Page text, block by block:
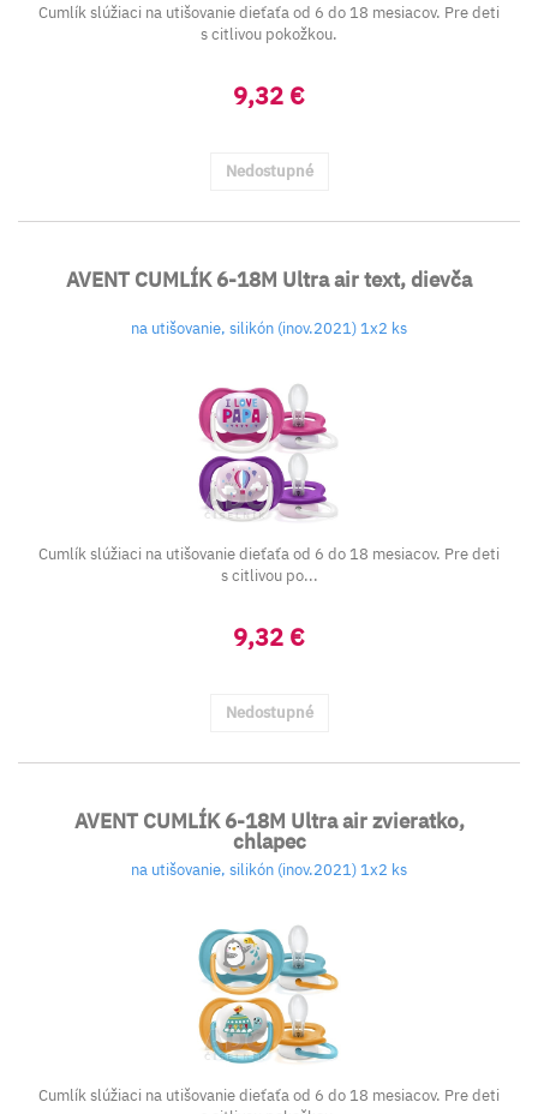
Cumlík slúžiaci na utišovanie dieťaťa od 6 do 18 mesiacov. Pre deti
s citlivou pokožkou.
9,32 €
Nedostupné
AVENT CUMLÍK 6-18M Ultra air text, dievča
na utišovanie, silikón (inov.2021) 1x2 ks
Cumlík slúžiaci na utišovanie dieťaťa od 6 do 18 mesiacov. Pre deti
s citlivou po...
9,32 €
Nedostupné
AVENT CUMLÍK 6-18M Ultra air zvieratko,
chlapec
na utišovanie, silikón (inov.2021) 1x2 ks
Cumlík slúžiaci na utišovanie dieťaťa od 6 do 18 mesiacov. Pre deti